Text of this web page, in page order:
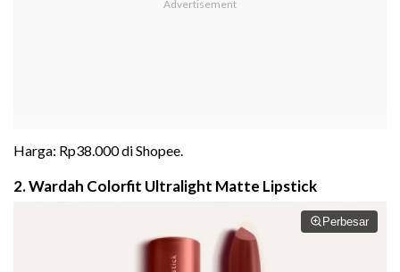
Harga: Rp38.000 di Shopee.
2. Wardah Colorfit Ultralight Matte Lipstick
Perbesar